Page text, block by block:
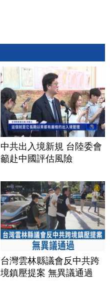
中共出入境新規 台陸委會
籲赴中國評估風險
台灣雲林縣議會反中共跨
境鎮壓提案 無異議通過